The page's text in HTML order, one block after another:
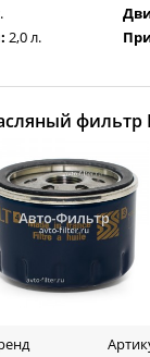
2,0 л.
фильтр